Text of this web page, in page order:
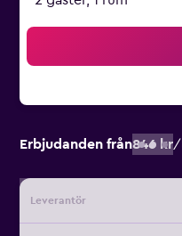
Erbjudanden från846 kr/
Leverantör